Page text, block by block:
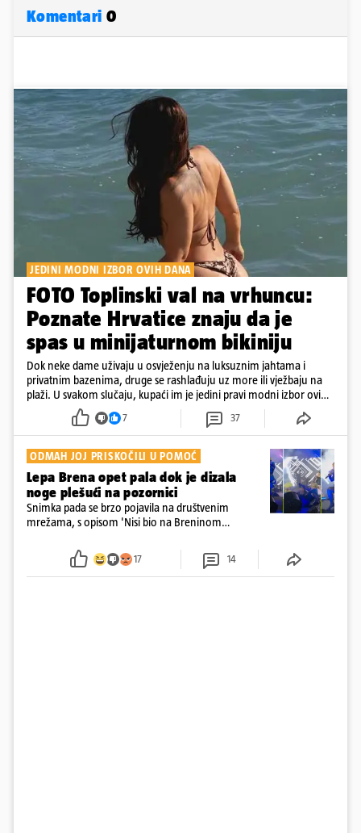
Komentari 0
JEDINI MODNI IZBOR OVIH DANA
FOTO Toplinski val na vrhuncu:
Poznate Hrvatice znaju da je
spas u minijaturnom bikiniju
Dok neke dame uživaju u osvježenju na luksuznim jahtama i
privatnim bazenima, druge se rashlađuju uz more ili vježbaju na
plaži. U svakom slučaju, kupaći im je jedini pravi modni izbor ovih
7 37
ODMAH JOJ PRISKOČILI U POMOĆ
Lepa Brena opet pala dok je dizala
noge plešući na pozornici
Snimka pada se brzo pojavila na društvenim
mrežama, s opisom 'Nisi bio na Breninom
Srećom, pjevačica se nije ozlijedila nego je s
osmijehom nastavila pjevati
17 14